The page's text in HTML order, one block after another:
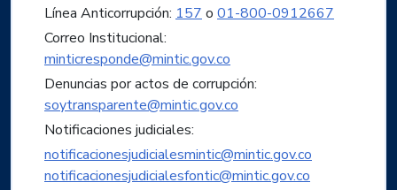
Línea Anticorrupción: 157 o 01-800-0912667
Correo Institucional:
minticresponde@mintic.gov.co
Denuncias por actos de corrupción:
soytransparente@mintic.gov.co
Notificaciones judiciales:
notificacionesjudicialesmintic@mintic.gov.co
notificacionesjudicialesfontic@mintic.gov.co